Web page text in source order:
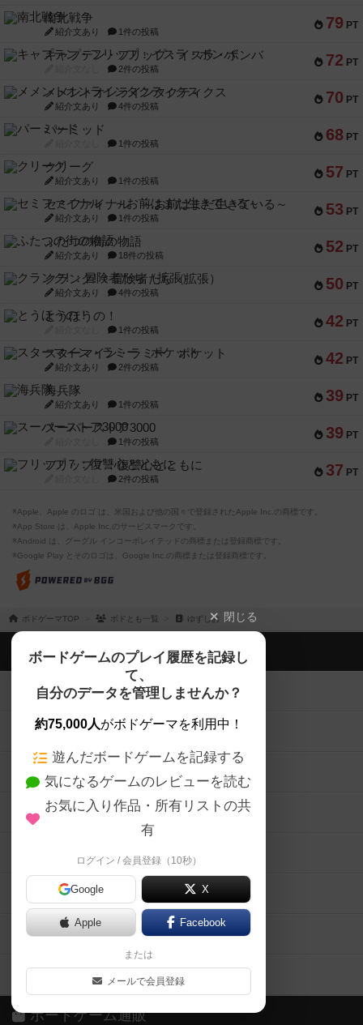
79 PT
南北戦争
紹介文あり 1件の投稿
72 PT
キャプテン・フリップ：イスラ・ボンバ
2件の投稿
70 PT
メメントオンラインタクティクス
紹介文あり 4件の投稿
68 PT
パーミッド
1件の投稿
57 PT
クリーグ
紹介文あり 1件の投稿
53 PT
セミファイナル ～お前はまだ生きている～
紹介文あり 1件の投稿
52 PT
ふたつの街の物語
紹介文あり 18件の投稿
50 PT
クランク! ：冒険者たち（拡張）
紹介文あり 4件の投稿
42 PT
とうほうの！
1件の投稿
42 PT
スターマイン・ラミー ポケット
紹介文あり 2件の投稿
39 PT
海兵隊
紹介文あり 1件の投稿
39 PT
スーパーストア3000
1件の投稿
37 PT
フリップ７：復讐心とともに
2件の投稿
※Apple、Apple のロゴ は、米国および他の国々で登録されたApple Inc.の商標です。
※App Store は、Apple Inc.のサービスマークです。
※Android は、グーグル インコーポレイテッドの商標または登録商標です。
※Google Play とそのロゴは、Google Inc.の商標または登録商標です。
ボドゲーマTOP ボドとも一覧 ゆずしお 閉じる
ボードゲームのプレイ履歴を記録し
て、
自分のデータを管理しませんか？
約75,000人がボドゲーマを利用中！
遊んだボードゲームを記録する
気になるゲームのレビューを読む
お気に入り作品・所有リストの共
有
ログイン / 会員登録（10秒）
Google X
Apple Facebook
または
メールで会員登録
ボドゲーマTOP
ボードゲームを検索する
ボードゲームの新着レビュー
ボードゲーム会情報
メカニクス特集
掲示板・トピックス
ボドとも・会員一覧
ボードゲーム業界コラム
ボドゲーマご利用案内
ボードゲーム通販